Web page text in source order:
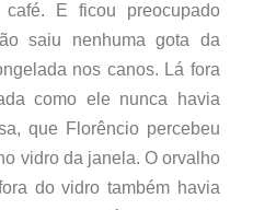
E ficou preocupado
saiu nenhuma gota da
nos canos. Lá fora
como ele nunca havia
que Florêncio percebeu
vidro da janela. O orvalho
do vidro também havia